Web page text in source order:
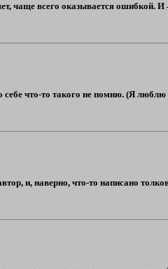
чаще всего оказывается ошибкой. И
что-то такого не помню. (Я люблю
и, наверно, что-то написано